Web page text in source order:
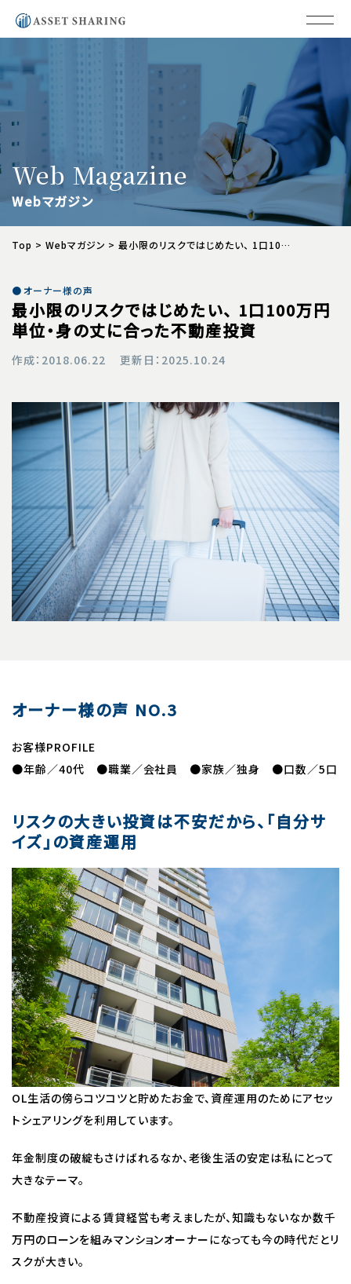
MENU
Web Magazine
Webマガジン
Top > Webマガジン >最小限のリスクではじめたい、 1口100万円単位・身
オーナー様の声
最小限のリスクではじめたい、 1口100万円
単位・身の丈に合った不動産投資
作成： 2018.06.22 更新日： 2025.10.24
オーナー様の声 NO.3
お客様PROFILE
●年齢／40代 ●職業／会社員 ●家族／独身 ●口数／5口
リスクの大きい投資は不安だから、「自分サ
イズ」の資産運用
OL生活の傍らコツコツと貯めたお金で、資産運用のためにアセッ
トシェアリングを利用しています。
年金制度の破綻もさけばれるなか、老後生活の安定は私にとって
大きなテーマ。
不動産投資による賃貸経営も考えましたが、知識もないなか数千
万円のローンを組みマンションオーナーになっても今の時代だとリ
スクが大きい。